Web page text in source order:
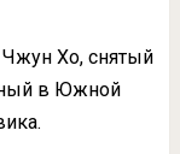
Хо, снятый
в Южной